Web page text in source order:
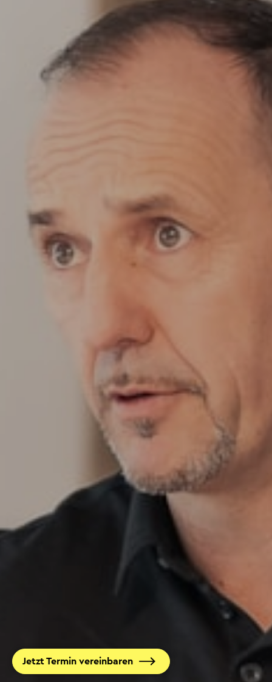
Jetzt Termin vereinbaren